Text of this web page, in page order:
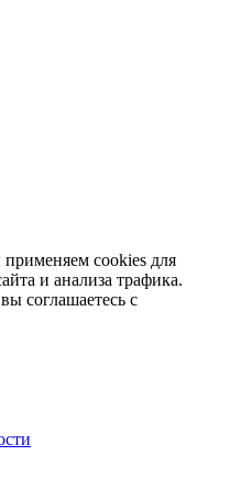
cookies для
и анализа трафика.
соглашаетесь с